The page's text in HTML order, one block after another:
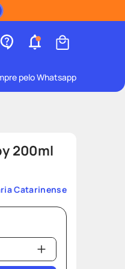
pelo Whatsapp
200ml
Catarinense